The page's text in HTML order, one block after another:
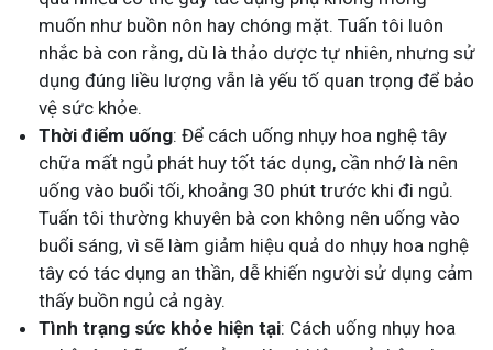
muốn như buồn nôn hay chóng mặt. Tuấn tôi luôn
nhắc bà con rằng, dù là thảo dược tự nhiên, nhưng sử
dụng đúng liều lượng vẫn là yếu tố quan trọng để bảo
vệ sức khỏe.
Thời điểm uống: Để cách uống nhụy hoa nghệ tây
chữa mất ngủ phát huy tốt tác dụng, cần nhớ là nên
uống vào buổi tối, khoảng 30 phút trước khi đi ngủ.
Tuấn tôi thường khuyên bà con không nên uống vào
buổi sáng, vì sẽ làm giảm hiệu quả do nhụy hoa nghệ
tây có tác dụng an thần, dễ khiến người sử dụng cảm
thấy buồn ngủ cả ngày.
Tình trạng sức khỏe hiện tại: Cách uống nhụy hoa